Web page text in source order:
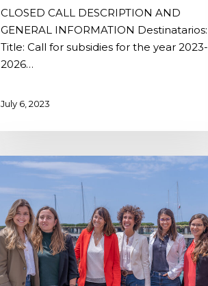
CLOSED CALL DESCRIPTION AND
GENERAL INFORMATION Destinatarios:
Title: Call for subsidies for the year 2023-
2026…
July 6, 2023